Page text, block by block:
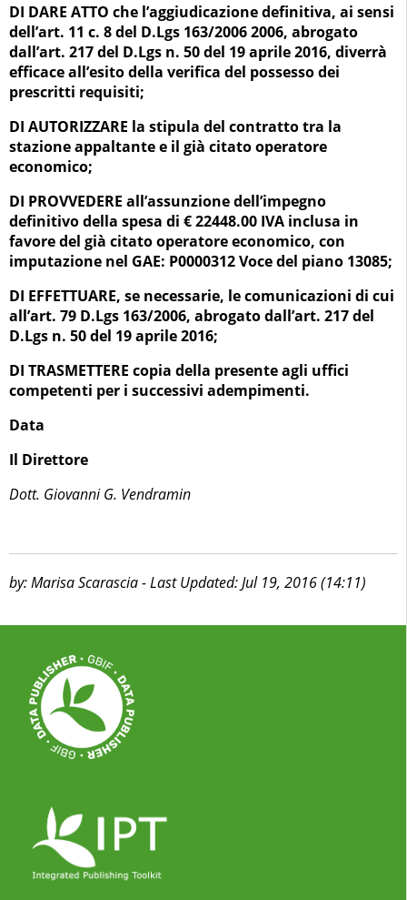
DI DARE ATTO che l’aggiudicazione definitiva, ai sensi
dell’art. 11 c. 8 del D.Lgs 163/2006 2006, abrogato
dall’art. 217 del D.Lgs n. 50 del 19 aprile 2016, diverrà
efficace all’esito della verifica del possesso dei
prescritti requisiti;
DI AUTORIZZARE la stipula del contratto tra la
stazione appaltante e il già citato operatore
economico;
DI PROVVEDERE all’assunzione dell’impegno
definitivo della spesa di € 22448.00 IVA inclusa in
favore del già citato operatore economico, con
imputazione nel GAE: P0000312 Voce del piano 13085;
DI EFFETTUARE, se necessarie, le comunicazioni di cui
all’art. 79 D.Lgs 163/2006, abrogato dall’art. 217 del
D.Lgs n. 50 del 19 aprile 2016;
DI TRASMETTERE copia della presente agli uffici
competenti per i successivi adempimenti.
Data
Il Direttore
Dott. Giovanni G. Vendramin
by: Marisa Scarascia - Last Updated: Jul 19, 2016 (14:11)